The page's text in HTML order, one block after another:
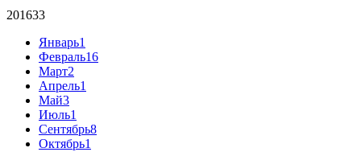
201633
Январь1
Февраль16
Март2
Апрель1
Май3
Июль1
Сентябрь8
Октябрь1